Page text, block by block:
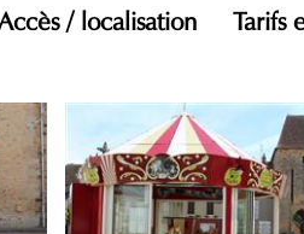
Accès / localisation Tarifs